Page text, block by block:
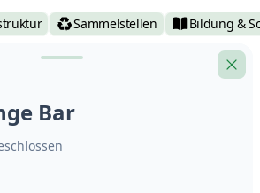
Sammelstellen Bildung &
Bar